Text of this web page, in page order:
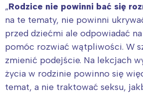
„Rodzice nie powinni bać się
na te tematy, nie powinni
przed dziećmi ale odpowiadać
pomóc rozwiać wątpliwości. W
zmienić podejście. Na lekcjach
życia w rodzinie powinno się
temat, a nie traktować seksu,